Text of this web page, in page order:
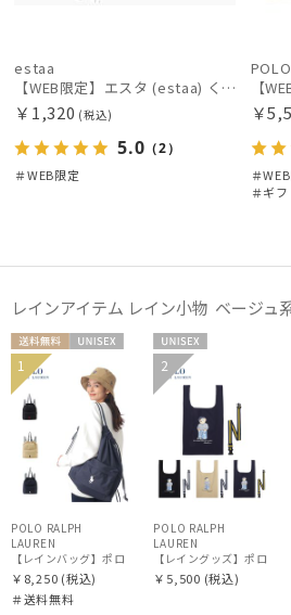
帽子
その他
価格・割引率
在庫表示
販売状況
estaa
【WEB限定】エスタ (estaa) くっつきタオル ねこ
￥1,320 (税込)
5.0 （2）
＃WEB限定
￥
＃
＃ギ
レインアイテム レイン小物 ベージ
送料無
料
1
POLO RALPH
LAUREN
￥8,250 (税込)
＃送料無料
UNISE
X
2
POLO RALPH
LAUREN
￥5,500 (税込)